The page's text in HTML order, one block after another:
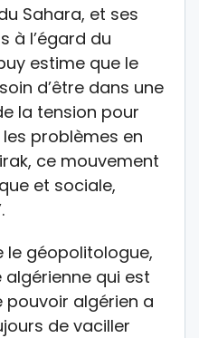
Sahara, et ses
à l’égard du
estime que le
d’être dans une
la tension pour
problèmes en
ce mouvement
et sociale,
le géopolitologue,
algérienne qui est
pouvoir algérien a
de vaciller